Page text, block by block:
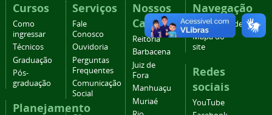
Cursos
Como
ingressar
Técnicos
Graduação
Pós-
graduação
Planejamento
Serviços
Fale
Conosco
Ouvidoria
Perguntas
Frequentes
Comunicação
Social
Nossos
Campi
Reitoria
Barbacena
Juiz de
Fora
Manhuaçu
Muriaé
Navegação
Acessibilidade
Mapa do
site
Redes
sociais
YouTube